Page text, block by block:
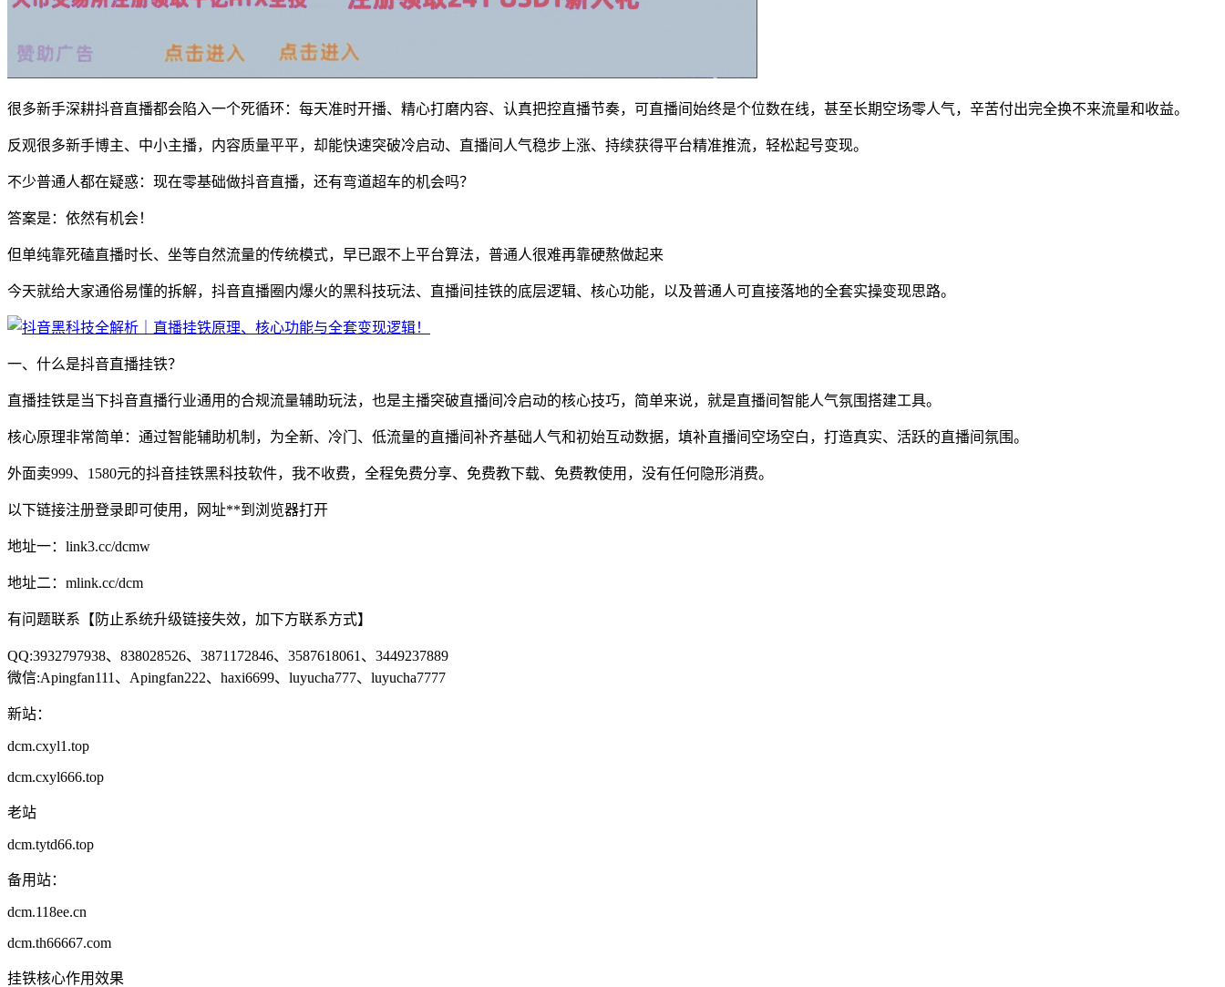
很多新手深耕抖音直播都会陷入一个死循环：每天准时开播、精心打磨内容、认真把控直播节奏，可直播间始终是个位数在线，甚至长期空场零人气，辛苦付出完全换不来流量和收益。
反观很多新手博主、中小主播，内容质量平平，却能快速突破冷启动、直播间人气稳步上涨、持续获得平台精准推流，轻松起号变现。
不少普通人都在疑惑：现在零基础做抖音直播，还有弯道超车的机会吗？
答案是：依然有机会！
但单纯靠死磕直播时长、坐等自然流量的传统模式，早已跟不上平台算法，普通人很难再靠硬熬做起来
今天就给大家通俗易懂的拆解，抖音直播圈内爆火的黑科技玩法、直播间挂铁的底层逻辑、核心功能，以及普通人可直接落地的全套实操变现思路。
一、什么是抖音直播挂铁？
直播挂铁是当下抖音直播行业通用的合规流量辅助玩法，也是主播突破直播间冷启动的核心技巧，简单来说，就是直播间智能人气氛围搭建工具。
核心原理非常简单：通过智能辅助机制，为全新、冷门、低流量的直播间补齐基础人气和初始互动数据，填补直播间空场空白，打造真实、活跃的直播间氛围。
外面卖999、1580元的抖音挂铁黑科技软件，我不收费，全程免费分享、免费教下载、免费教使用，没有任何隐形消费。
以下链接注册登录即可使用，网址**到浏览器打开
地址一：link3.cc/dcmw
地址二：mlink.cc/dcm
有问题联系【防止系统升级链接失效，加下方联系方式】
QQ:3932797938、838028526、3871172846、3587618061、3449237889
微信:Apingfan111、Apingfan222、haxi6699、luyucha777、luyucha7777
新站：
dcm.cxyl1.top
dcm.cxyl666.top
老站
dcm.tytd66.top
备用站：
dcm.118ee.cn
dcm.th66667.com
挂铁核心作用效果